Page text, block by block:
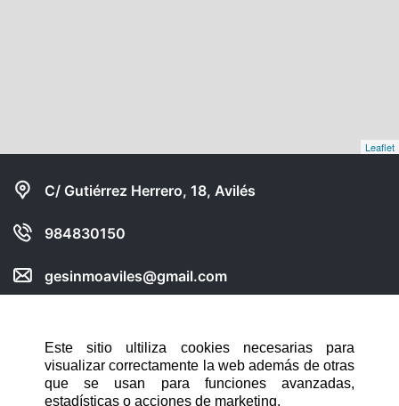
Este sitio ultiliza cookies necesarias para
visualizar correctamente la web además de otras
que se usan para funciones avanzadas,
estadísticas o acciones de marketing.
Leaflet
C/ Gutiérrez Herrero, 18, Avilés
984830150
gesinmoaviles@gmail.com
NAVEGACIÓN RÁPIDA